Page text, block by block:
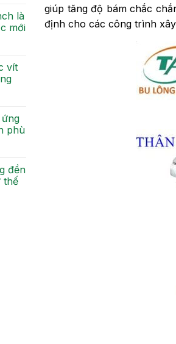
giúp tăng độ bám chắc
định cho các công trình
là
mới
vít
phù
đền
thế